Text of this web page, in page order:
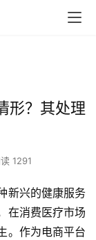
形？其处理
1291
新兴的健康服务
在消费医疗市场
。作为电商平台